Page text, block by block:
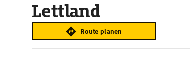
Lettland
Route planen